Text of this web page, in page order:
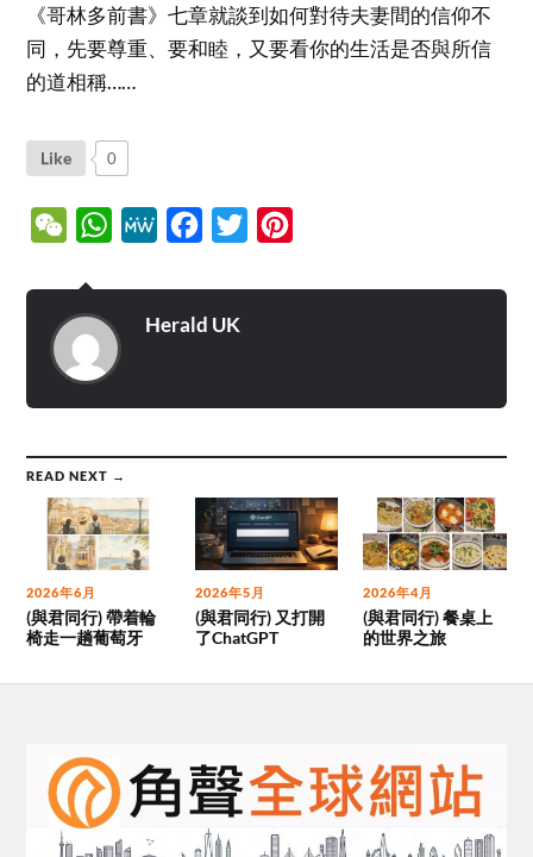
《哥林多前書》七章就談到如何對待夫妻間的信仰不
同，先要尊重、要和睦，又要看你的生活是否與所信
的道相稱……
Like 0
WeChatWhatsApp
MeWe Facebook
Twitter
Herald UK
READ NEXT →
2026年6月
(與君同行) 帶着輪
椅走一趟葡萄牙
2026年5月
(與君同行) 又打開
了ChatGPT
2026年4月
(與君同行) 餐桌上
的世界之旅